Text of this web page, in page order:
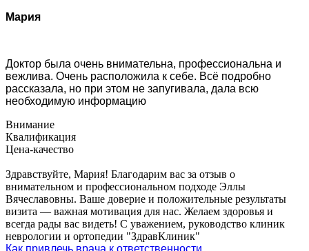
Мария
Доктор была очень внимательна, профессиональна и
вежлива. Очень расположила к себе. Всё подробно
рассказала, но при этом не запугивала, дала всю
необходимую информацию
Внимание
Квалификация
Цена-качество
Здравствуйте, Мария! Благодарим вас за отзыв о
внимательном и профессиональном подходе Эллы
Вячеславовны. Ваше доверие и положительные результаты
визита — важная мотивация для нас. Желаем здоровья и
всегда рады вас видеть! С уважением, руководство клиник
неврологии и ортопедии "ЗдравКлиник"
Как привлечь врача к ответственности